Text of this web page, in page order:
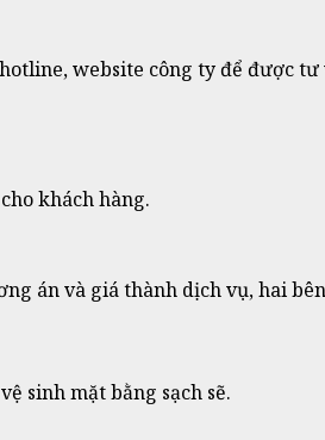
website công ty để được
khách hàng.
án và giá thành dịch vụ, hai
sinh mặt bằng sạch sẽ.